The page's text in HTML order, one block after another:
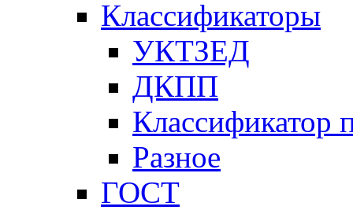
Классификаторы
УКТЗЕД
ДКПП
Классификатор
Разное
ГОСТ